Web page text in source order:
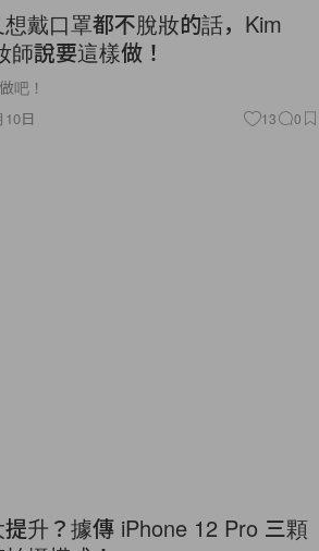
戴口罩都不脫妝的話，Kim
說要這樣做！
吧！
10日 13 0
升？據傳 iPhone 12 Pro 三顆